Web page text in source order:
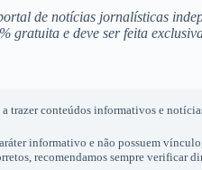
de notícias jornalísticas
gratuita e deve ser feita
trazer conteúdos informativos e
informativo e não possuem
recomendamos sempre verificar